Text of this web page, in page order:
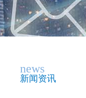
news
新闻资讯